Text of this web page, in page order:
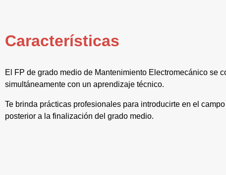
Características
El FP de grado medio de Mantenimiento Electromecánico se
simultáneamente con un aprendizaje técnico.
Te brinda prácticas profesionales para introducirte en el
posterior a la finalización del grado medio.